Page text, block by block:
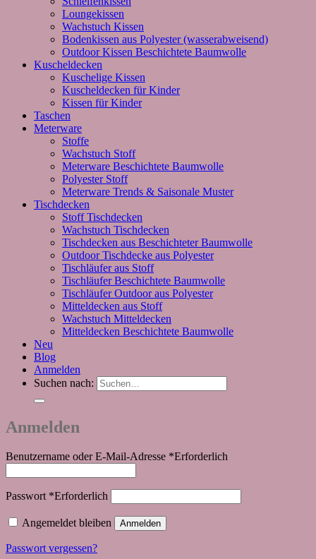
Loungekissen
Wachstuch Kissen
Bodenkissen aus Polyester (wasserabweisend)
Outdoor Kissen Beschichtete Baumwolle
Kuscheldecken
Kuschelige Kissen
Kuscheldecken für Kinder
Kissen für Kinder
Taschen
Meterware
Stoffe
Wachstuch Stoff
Meterware Beschichtete Baumwolle
Polyester Stoff
Meterware Trends & Saisonale Muster
Tischdecken
Stoff Tischdecken
Wachstuch Tischdecken
Tischdecken aus Beschichteter Baumwolle
Outdoor Tischdecke aus Polyester
Tischläufer aus Stoff
Tischläufer Beschichtete Baumwolle
Tischläufer Outdoor aus Polyester
Mitteldecken aus Stoff
Wachstuch Mitteldecken
Mitteldecken Beschichtete Baumwolle
Neu
Blog
Anmelden
Suchen nach:
Anmelden
Benutzername oder E-Mail-Adresse *Erforderlich
Passwort *Erforderlich
Angemeldet bleiben Anmelden
Passwort vergessen?